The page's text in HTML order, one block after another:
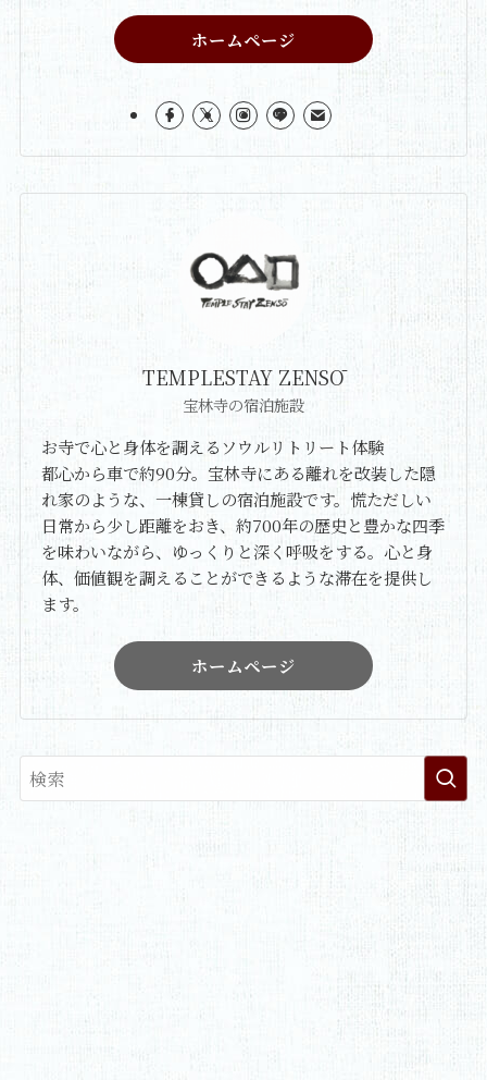
ホームページ
TEMPLESTAY ZENSŌ
宝林寺の宿泊施設
お寺で心と身体を調えるソウルリトリート体験
都心から車で約90分。宝林寺にある離れを改装した隠
れ家のような、一棟貸しの宿泊施設です。慌ただしい
日常から少し距離をおき、約700年の歴史と豊かな四季
を味わいながら、ゆっくりと深く呼吸をする。心と身
体、価値観を調えることができるような滞在を提供し
ます。
ホームページ